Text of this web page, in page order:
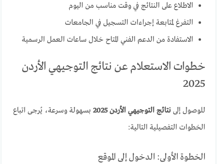
الاطلاع على النتائج في وقت مناسب من اليوم
التفرغ لمتابعة إجراءات التسجيل في الجامعات
الاستفادة من الدعم الفني المتاح خلال ساعات العمل الرسمية
خطوات الاستعلام عن نتائج التوجيهي الأردن
2025
للوصول إلىنتائج التوجيهي الأردن 2025
بسهولة وسرعة، يُرجى اتباع
الخطوات التفصيلية التالية:
الخطوة الأولى: الدخول إلى الموقع